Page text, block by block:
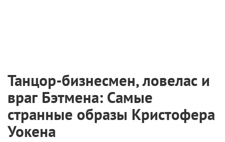
Танцор-бизнесмен, ловелас и
враг Бэтмена: Самые
странные образы Кристофера
Уокена